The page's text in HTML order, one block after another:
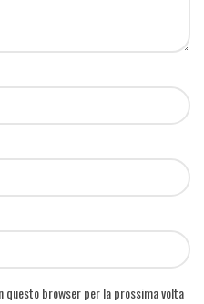
questo browser per la prossima volta